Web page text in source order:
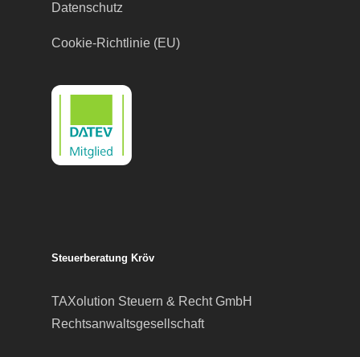
Datenschutz
Cookie-Richtlinie (EU)
Steuerberatung Kröv
TAXolution Steuern & Recht GmbH
Rechtsanwaltsgesellschaft